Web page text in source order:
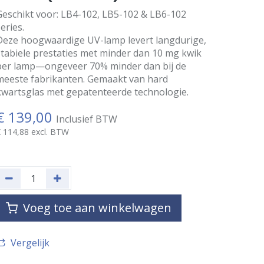
voor: LB4-102, LB5-102 & LB6-102
hoogwaardige UV-lamp levert langdurige,
prestaties met minder dan 10 mg kwik
lamp—ongeveer 70% minder dan bij de
fabrikanten. Gemaakt van hard
met gepatenteerde technologie.
139,00 Inclusief BTW
114,88 excl. BTW
Voeg toe aan winkelwagen
Vergelijk